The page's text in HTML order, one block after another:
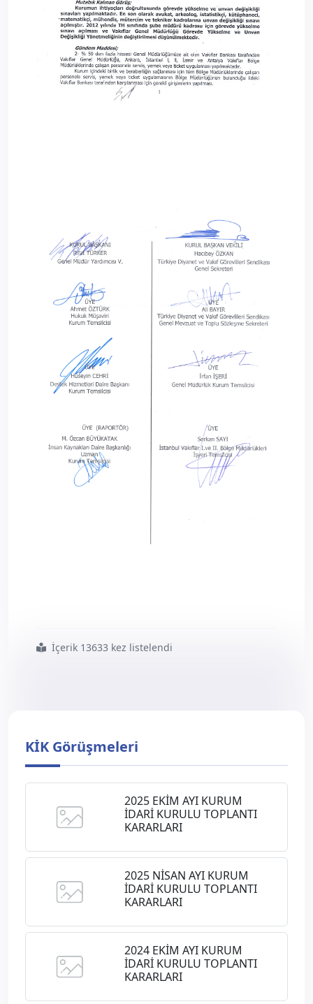
#2011
#nisan
#ayı
#vakıflar
#genel
#müdürlüğü
#kurum
#idari
#kurulu
#kararları
İçerik 13633 kez listelendi
KİK Görüşmeleri
2025 EKİM AYI KURUM
İDARİ KURULU TOPLANTI
KARARLARI
2025 NİSAN AYI KURUM
İDARİ KURULU TOPLANTI
KARARLARI
2024 EKİM AYI KURUM
İDARİ KURULU TOPLANTI
KARARLARI